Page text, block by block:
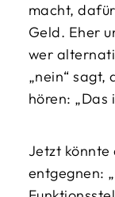
macht,
Geld. Eher
wer
„nein“ sagt,
hören: „Das
Jetzt könnte
entgegnen: